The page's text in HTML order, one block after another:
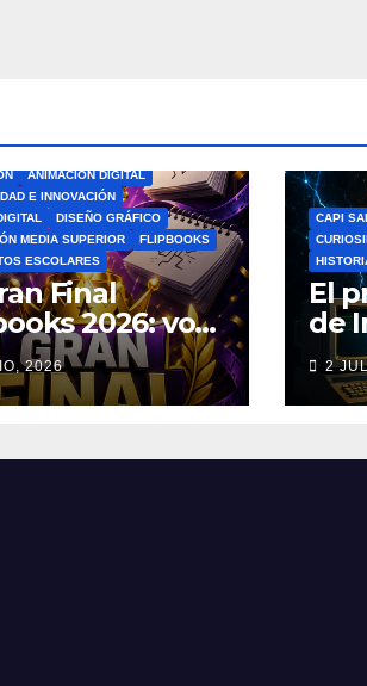
ANIMACIÓN DIGITAL
E INNOVACIÓN
DISEÑO GRÁFICO
MEDIA SUPERIOR
FLIPBOOKS
ESCOLARES
Final
2026: vota
Mejor
del Ciclo
🎨
2026
CAPI
El
de
2